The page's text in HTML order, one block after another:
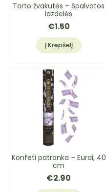
Torto žvakutės – Spalvotos
lazdelės
€1.50
Į Krepšelį
Konfeti patranka – Eurai, 40
cm
€2.90